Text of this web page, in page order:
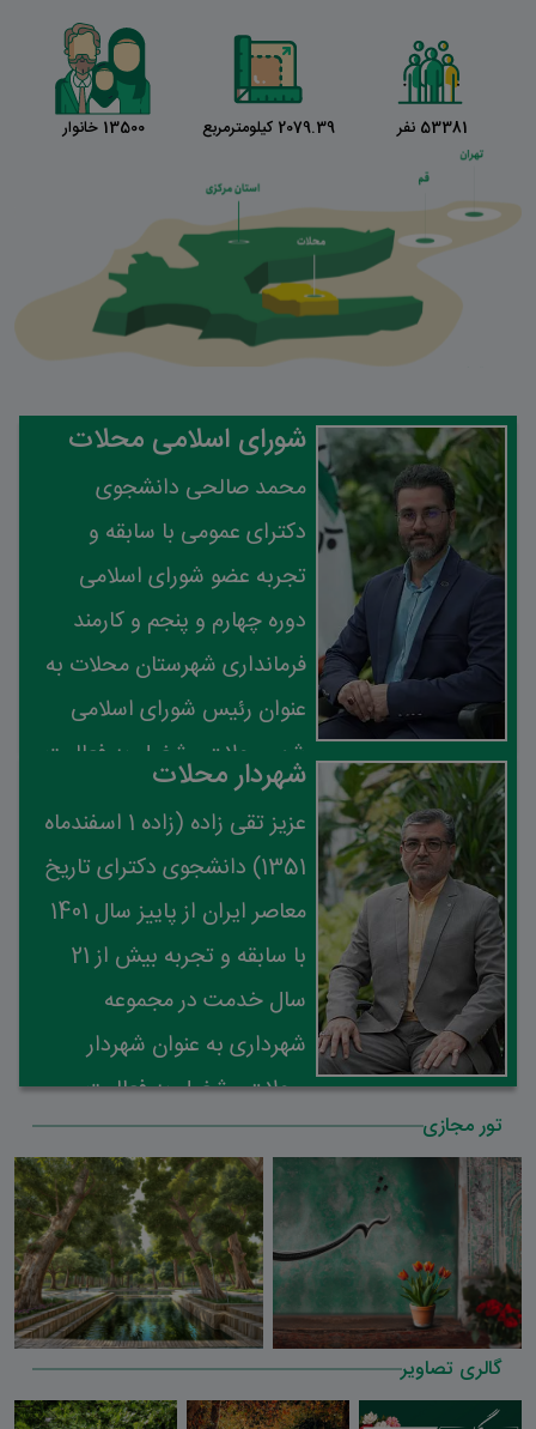
13500 خانوار 2079.39 کیلومترمربع 53381 نفر
شورای اسلامی محلات
محمد صالحی دانشجوی
دکترای عمومی با سابقه و
تجربه عضو شورای اسلامی
دوره چهارم و پنجم و کارمند
فرمانداری شهرستان محلات به
عنوان رئیس شورای اسلامی
شهر محلات مشغول به فعالیت
می باشد
شهردار محلات
عزیز تقی زاده (زاده 1 اسفندماه
1351) دانشجوی دکترای تاریخ
معاصر ایران از پاییز سال 1401
با سابقه و تجربه بیش از 21
سال خدمت در مجموعه
شهرداری به عنوان شهردار
محلات مشغول به فعالیت می
باشد
تور مجازی
گالری تصاویر